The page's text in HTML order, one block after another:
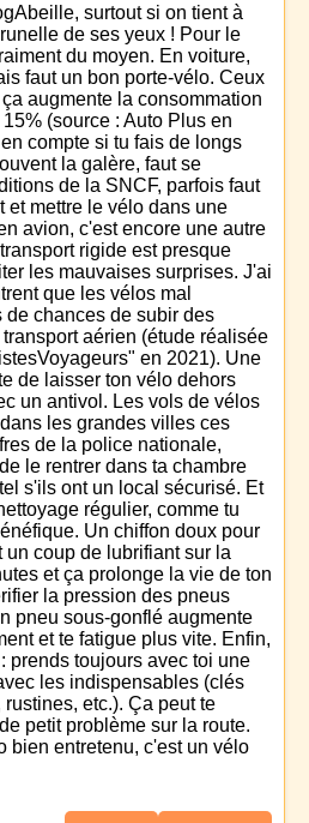
surtout si on tient à
de ses yeux ! Pour le
du moyen. En voiture,
faut un bon porte-vélo. Ceux
augmente la consommation
(source : Auto Plus en
compte si tu fais de longs
la galère, faut se
de la SNCF, parfois faut
et mettre le vélo dans une
avion, c'est encore une autre
rigide est presque
les mauvaises surprises. J'ai
que les vélos mal
chances de subir des
aérien (étude réalisée
en 2021). Une
de laisser ton vélo dehors
un antivol. Les vols de vélos
les grandes villes ces
de la police nationale,
le rentrer dans ta chambre
s'ils ont un local sécurisé. Et
régulier, comme tu
Un chiffon doux pour
coup de lubrifiant sur la
et ça prolonge la vie de ton
la pression des pneus
pneu sous-gonflé augmente
et te fatigue plus vite. Enfin,
prends toujours avec toi une
les indispensables (clés
etc.). Ça peut te
petit problème sur la route.
bien entretenu, c'est un vélo